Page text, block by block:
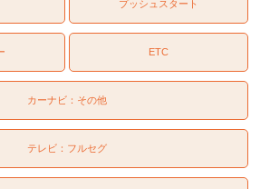
プッシュスタート
ETC
カーナビ： その他
テレビ： フルセグ